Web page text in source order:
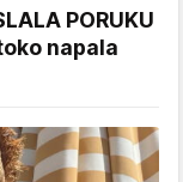
PORUKU
napala